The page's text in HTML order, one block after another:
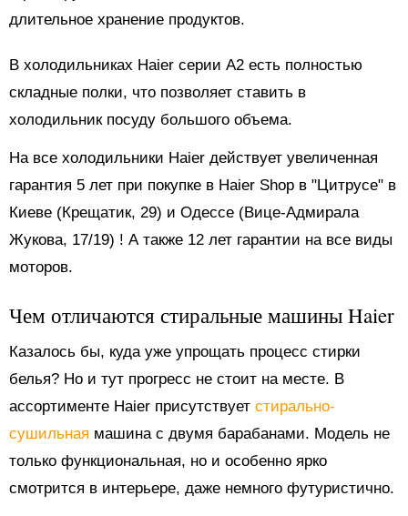
длительное хранение продуктов.
В холодильниках Haier серии А2 есть полностью
складные полки, что позволяет ставить в
холодильник посуду большого объема.
На все холодильники Haier действует увеличенная
гарантия 5 лет при покупке в Haier Shop в "Цитрусе" в
Киеве (Крещатик, 29) и Одессе (Вице-Адмирала
Жукова, 17/19) ! А также 12 лет гарантии на все виды
моторов.
Чем отличаются стиральные машины Haier
Казалось бы, куда уже упрощать процесс стирки
белья? Но и тут прогресс не стоит на месте. В
ассортименте Haier присутствует стирально-
сушильная машина с двумя барабанами. Модель не
только функциональная, но и особенно ярко
смотрится в интерьере, даже немного футуристично.